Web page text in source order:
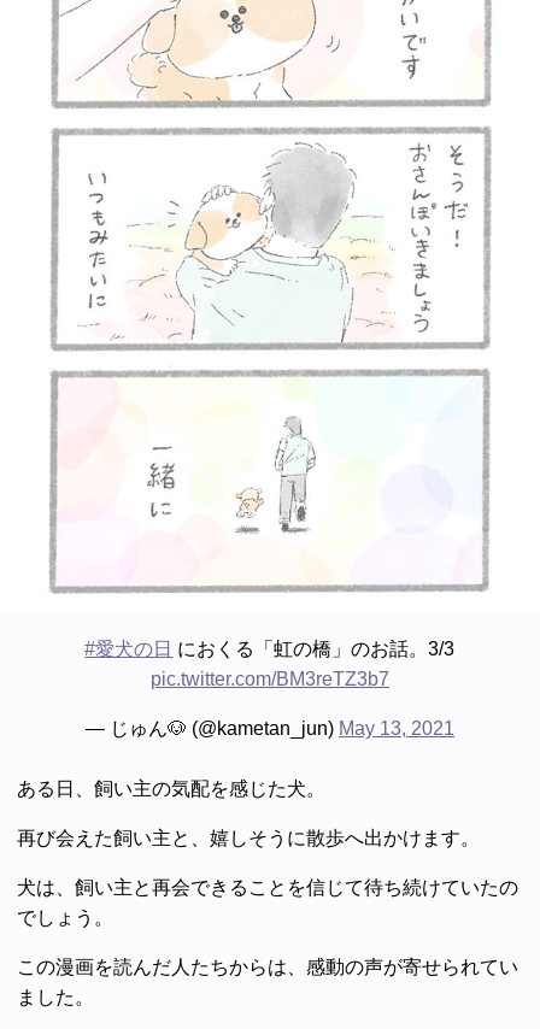
#愛犬の日 におくる「虹の橋」のお話。3/3
pic.twitter.com/BM3reTZ3b7
— じゅん🐶 (@kametan_jun) May 13, 2021
ある日、飼い主の気配を感じた犬。
再び会えた飼い主と、嬉しそうに散歩へ出かけます。
犬は、飼い主と再会できることを信じて待ち続けていたの
でしょう。
この漫画を読んだ人たちからは、感動の声が寄せられてい
ました。